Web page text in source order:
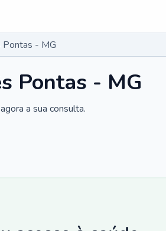
Pontas - MG
Pontas - MG
a sua consulta.